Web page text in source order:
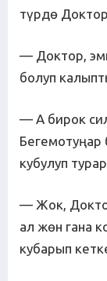
түрдө
— Доктор,
болуп
— А бирок
Бегемотуңар
кубулуп
— Жок,
ал жөн гана
кубарып